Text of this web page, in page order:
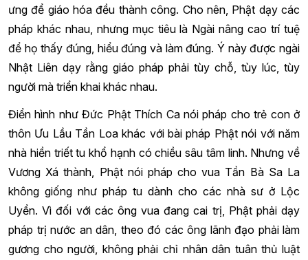
ưng để giáo hóa đều thành công. Cho nên, Phật dạy các
pháp khác nhau, nhưng mục tiêu là Ngài nâng cao trí tuệ
để họ thấy đúng, hiểu đúng và làm đúng. Ý này được ngài
Nhật Liên dạy rằng giáo pháp phải tùy chỗ, tùy lúc, tùy
người mà triển khai khác nhau.
Điển hình như Đức Phật Thích Ca nói pháp cho trẻ con ở
thôn Ưu Lầu Tần Loa khác với bài pháp Phật nói với năm
nhà hiền triết tu khổ hạnh có chiều sâu tâm linh. Nhưng về
Vương Xá thành, Phật nói pháp cho vua Tần Bà Sa La
không giống như pháp tu dành cho các nhà sư ở Lộc
Uyển. Vì đối với các ông vua đang cai trị, Phật phải dạy
pháp trị nước an dân, theo đó các ông lãnh đạo phải làm
gương cho người, không phải chỉ nhân dân tuân thủ luật